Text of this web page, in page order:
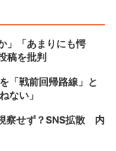
」「あまりにも愕
稿を批判
「戦前回帰路線」と
ない」
察せず？SNS拡散 内